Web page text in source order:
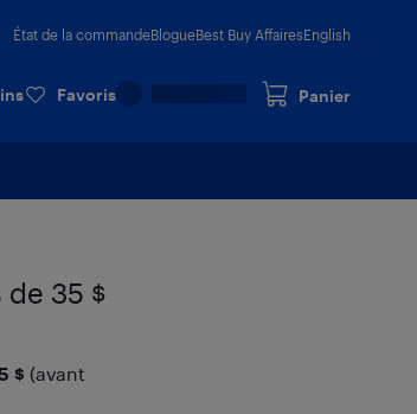
État de la commandeBlogueBest Buy AffairesEnglish
Favoris Panier
35 $
$ (avant